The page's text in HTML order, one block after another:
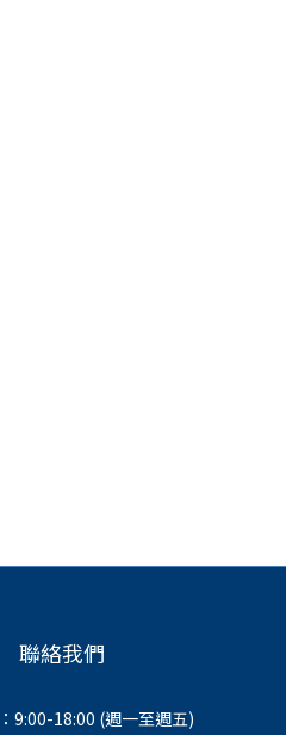
聯絡我們
9:00-18:00 (週一至週五)